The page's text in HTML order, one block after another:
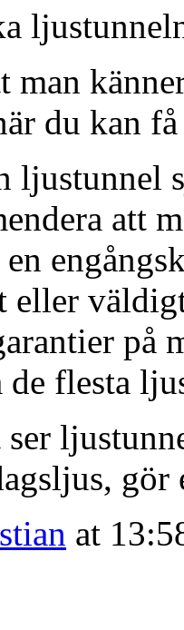
man
du kan
ljustunnel
att
eller
på
flesta
at